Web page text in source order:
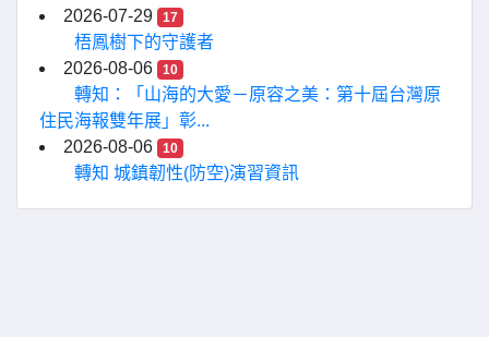
2026-07-29
17
梧鳳樹下的守護者
2026-08-06
10
轉知：「山海的大愛－原容之美：第十屆台灣原
住民海報雙年展」彰...
2026-08-06
10
轉知 城鎮韌性(防空)演習資訊